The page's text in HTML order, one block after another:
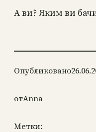
А ви? Яким ви
Опубликовано
отAnna
Метки: